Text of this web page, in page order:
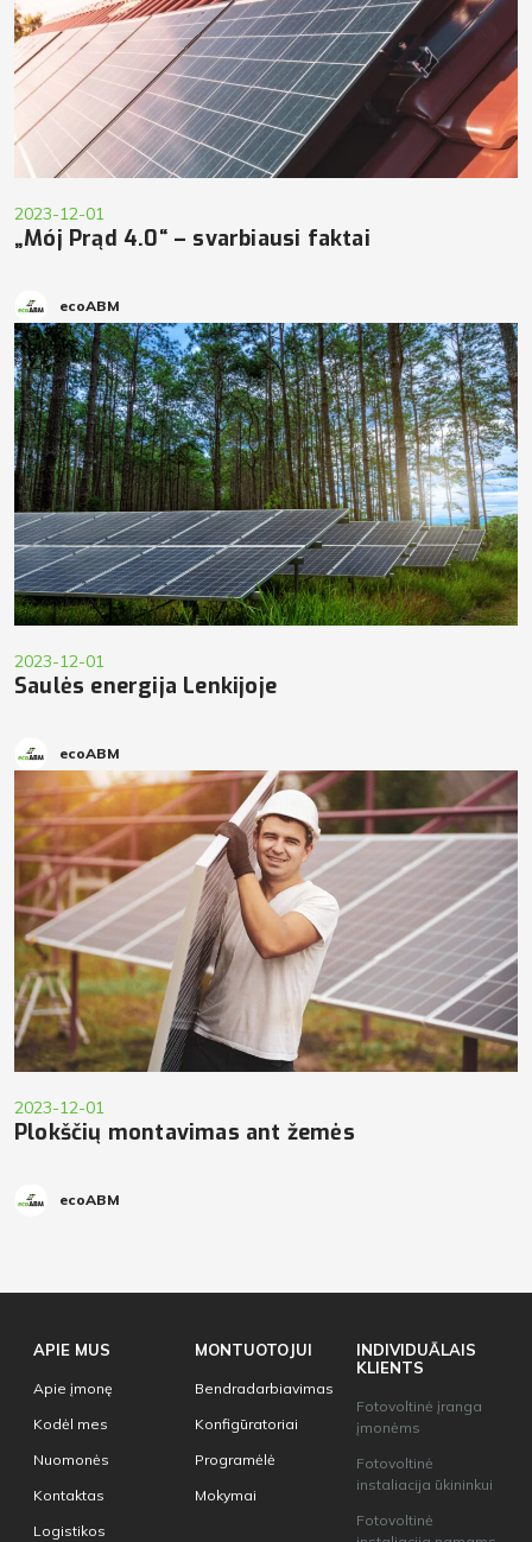
2023-12-01
„Mój Prąd 4.0“ – svarbiausi faktai
ecoABM
2023-12-01
Saulės energija Lenkijoje
ecoABM
2023-12-01
Plokščių montavimas ant žemės
ecoABM
APIE MUS
Apie įmonę
Kodėl mes
Nuomonės
Kontaktas
Logistikos
MONTUOTOJUI
Bendradarbiavimas
Konfigūratoriai
Programėlė
Mokymai
INDIVIDUĀLAIS
KLIENTS
Fotovoltinė įranga
įmonėms
Fotovoltinė
instaliacija ūkininkui
Fotovoltinė